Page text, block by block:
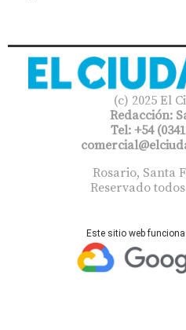
(c) 2025 El
Redacción:
Tel: +54
Rosario, Santa
Reservado
Este sitio web